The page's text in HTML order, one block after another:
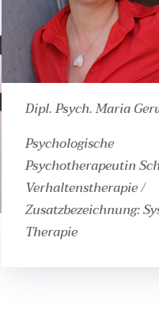
Dipl. Psych. Maria
Psychologische
Psychotherapeutin
Verhaltenstherapie /
Zusatzbezeichnung:
Therapie